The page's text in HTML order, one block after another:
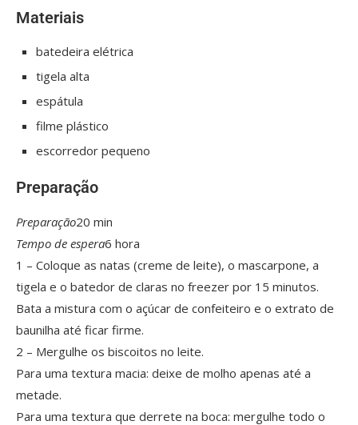
Materiais
batedeira elétrica
tigela alta
espátula
filme plástico
escorredor pequeno
Preparação
Preparação20 min
Tempo de espera6 hora
1 – Coloque as natas (creme de leite), o mascarpone, a
tigela e o batedor de claras no freezer por 15 minutos.
Bata a mistura com o açúcar de confeiteiro e o extrato de
baunilha até ficar firme.
2 – Mergulhe os biscoitos no leite.
Para uma textura macia: deixe de molho apenas até a
metade.
Para uma textura que derrete na boca: mergulhe todo o